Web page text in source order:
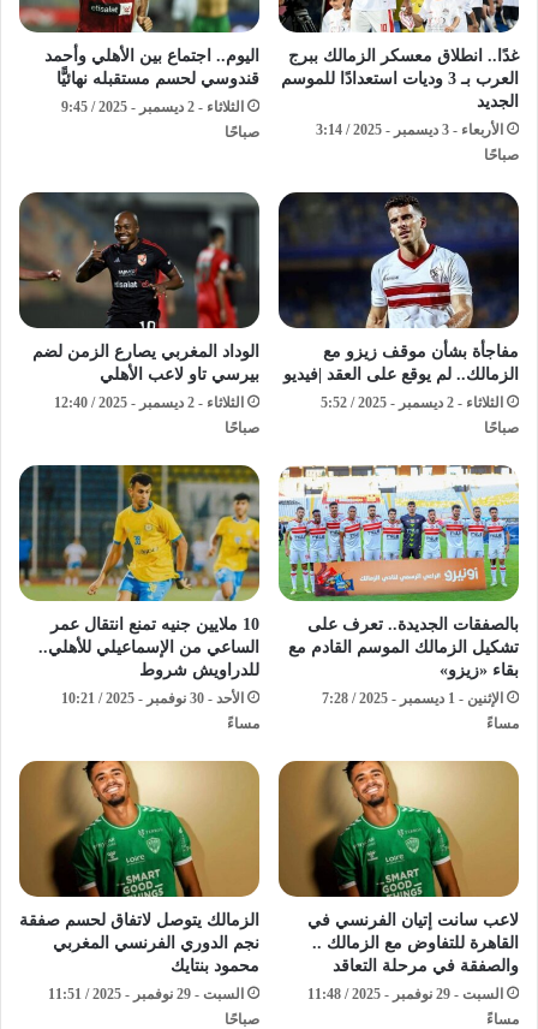
غدًا.. انطلاق معسكر الزمالك ببرج
العرب بـ 3 وديات استعدادًا للموسم
الجديد
الأربعاء - 3 ديسمبر - 2025 / 3:14
صباحًا
اليوم.. اجتماع بين الأهلي وأحمد
قندوسي لحسم مستقبله نهائيًّا
الثلاثاء - 2 ديسمبر - 2025 / 9:45
صباحًا
مفاجأة بشأن موقف زيزو مع
الزمالك.. لم يوقع على العقد |فيديو
الثلاثاء - 2 ديسمبر - 2025 / 5:52
صباحًا
الوداد المغربي يصارع الزمن لضم
بيرسي تاو لاعب الأهلي
الثلاثاء - 2 ديسمبر - 2025 / 12:40
صباحًا
بالصفقات الجديدة.. تعرف على
تشكيل الزمالك الموسم القادم مع
بقاء «زيزو»
الإثنين - 1 ديسمبر - 2025 / 7:28
مساءً
10 ملايين جنيه تمنع انتقال عمر
الساعي من الإسماعيلي للأهلي..
للدراويش شروط
الأحد - 30 نوفمبر - 2025 / 10:21
مساءً
لاعب سانت إتيان الفرنسي في
القاهرة للتفاوض مع الزمالك ..
والصفقة في مرحلة التعاقد
السبت - 29 نوفمبر - 2025 / 11:48
مساءً
الزمالك يتوصل لاتفاق لحسم صفقة
نجم الدوري الفرنسي المغربي
محمود بنتايك
السبت - 29 نوفمبر - 2025 / 11:51
صباحًا